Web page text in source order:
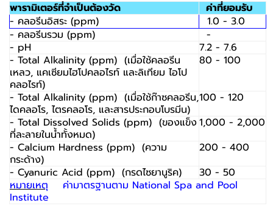
พารามิเตอร์ที่จำเป็นต้องวัด
ค่าที่ยอมรับ
- คลอรีนอิสระ (ppm)
1.0 - 3.0
- คลอรีนรวม (ppm)
-
- pH
7.2 - 7.6
- Total Alkalinity (ppm) (เมื่อใช้คลอรีน
เหลว, แคเซียมไฮโปคลอไรท์ และลิเทียม ไอโป
คลอไรท์)
80 - 100
- Total Alkalinity (ppm) (เมื่อใช้ก๊าซคลอรีน,
ไดคลอโร, ไตรคลอโร, และสารประกอบโบรมีน)
100 - 120
- Total Dissolved Solids (ppm) (ของแข็ง
ที่ละลายในน้ำทั้งหมด)
1,000 - 2,000
- Calcium Hardness (ppm) (ความ
กระด้าง)
200 - 400
- Cyanuric Acid (ppm) (กรดไซยานูริค)
30 - 50
หมายเหต ค่ามาตรฐานตาม National Spa and Pool
Institute